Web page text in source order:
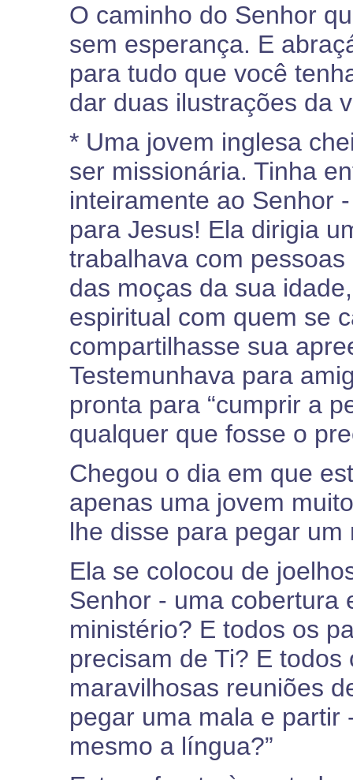
O caminho do Senhor
sem esperança. E
para tudo que você
dar duas ilustrações da
* Uma jovem inglesa
ser missionária. Tinha
inteiramente ao Senhor
para Jesus! Ela dirigia
trabalhava com
das moças da sua
espiritual com quem se
compartilhasse sua
Testemunhava para
pronta para “cumprir a
qualquer que fosse o
Chegou o dia em que
apenas uma jovem
lhe disse para pegar
Ela se colocou de
Senhor - uma cobertura
ministério? E todos os
precisam de Ti? E
maravilhosas reuniões
pegar uma mala e partir
mesmo a língua?”